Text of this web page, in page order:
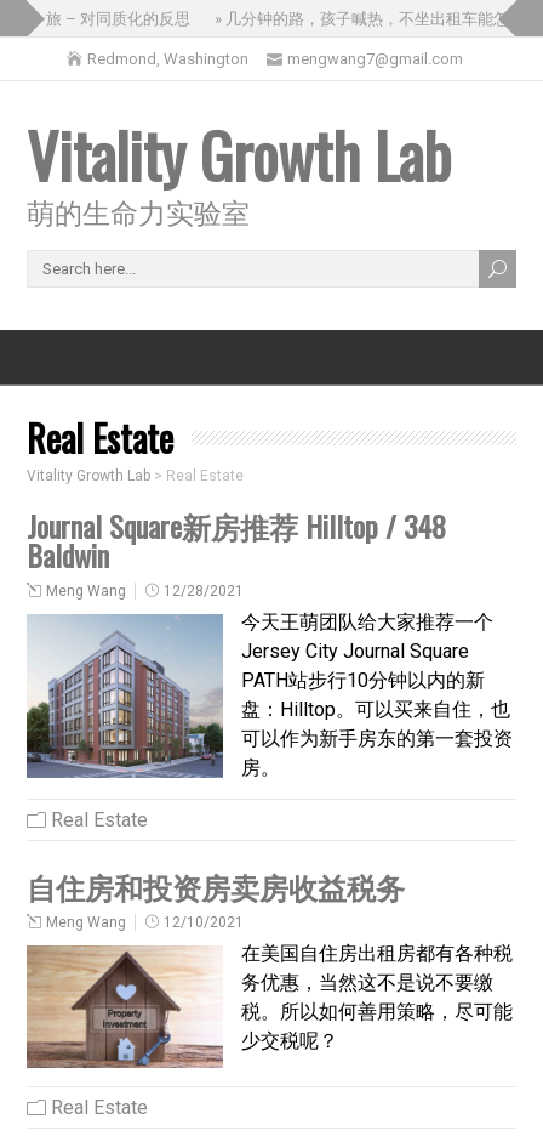
之旅 – 对同质化的反思 » 几分钟的路，孩子喊热，不坐出租车能怎么办？
Redmond, Washington mengwang7@gmail.com
Vitality Growth Lab
萌的生命力实验室
Real Estate
Vitality Growth Lab > Real Estate
Journal Square新房推荐 Hilltop / 348
Baldwin
Meng Wang 12/28/2021
今天王萌团队给大家推荐一个
Jersey City Journal Square
PATH站步行10分钟以内的新
盘：Hilltop。可以买来自住，也
可以作为新手房东的第一套投资
房。
Real Estate
自住房和投资房卖房收益税务
Meng Wang 12/10/2021
在美国自住房出租房都有各种税
务优惠，当然这不是说不要缴
税。所以如何善用策略，尽可能
少交税呢？
Real Estate